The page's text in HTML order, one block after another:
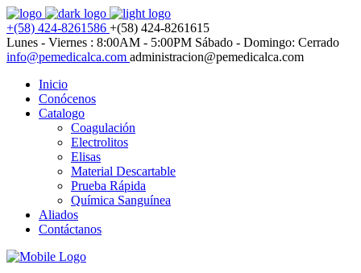
+(58) 424-8261586 +(58) 424-8261615
Lunes - Viernes : 8:00AM - 5:00PM Sábado - Domingo: Cerrado
info@pemedicalca.com administracion@pemedicalca.com
Inicio
Conócenos
Catalogo
Coagulación
Electrolitos
Elisas
Material Descartable
Prueba Rápida
Química Sanguínea
Aliados
Contáctanos